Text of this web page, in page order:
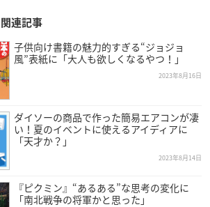
連記事
子供向け書籍の魅力的すぎる“ジョジョ
風”表紙に「大人も欲しくなるやつ！」
2023年8月16日
ダイソーの商品で作った簡易エアコンが凄
い！夏のイベントに使えるアイディアに
「天才か？」
2023年8月14日
『ピクミン』“あるある”な思考の変化に
「南北戦争の将軍かと思った」